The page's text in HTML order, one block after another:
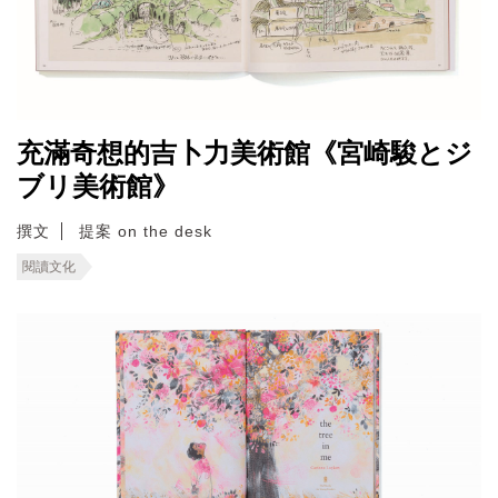
充滿奇想的吉卜力美術館《宮崎駿とジ
ブリ美術館》
撰文 提案 on the desk
閱讀文化